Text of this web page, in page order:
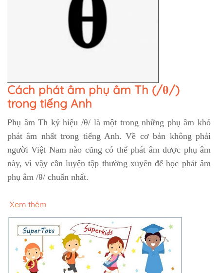
Cách phát âm phụ âm Th (/θ/)
trong tiếng Anh
Phụ âm Th ký hiệu /θ/ là một trong những phụ âm khó
phát âm nhất trong tiếng Anh. Về cơ bản không phải
người Việt Nam nào cũng có thể phát âm được phụ âm
này, vì vậy cần luyện tập thường xuyên để học phát âm
phụ âm /θ/ chuẩn nhất.
Xem thêm